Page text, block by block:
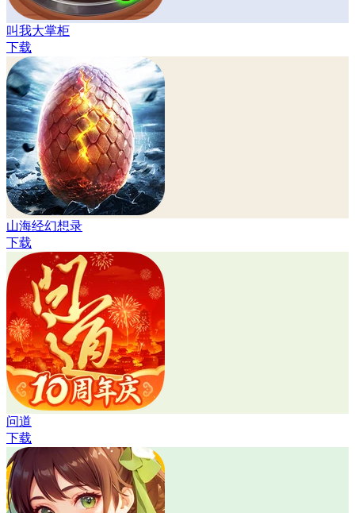
叫我大掌柜
下载
山海经幻想录
下载
问道
下载